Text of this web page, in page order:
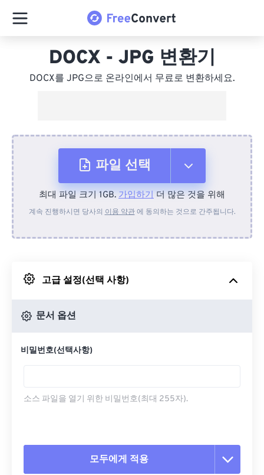
DOCX - JPG 변환기
DOCX를 JPG으로 온라인에서 무료로 변환하세요.
파일 선택
장치에서
Google 드라이브에서
최대 파일 크기 1GB. 가입하기 더 많은 것을 위해
계속 진행하시면 당사의 이용 약관에 동의하는 것으로 간주됩니다.
고급 설정(선택 사항)
문서 옵션
비밀번호(선택사항)
소스 파일을 열기 위한 비밀번호(최대 255자).
모두에게 적용